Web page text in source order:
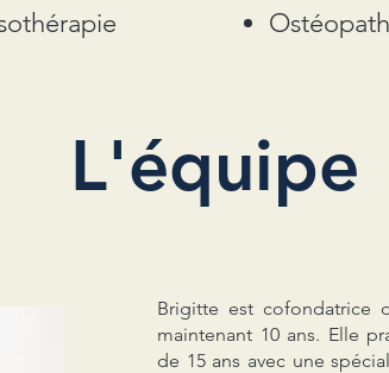
L'équipe
Brigitte est cofondatrice
maintenant 10 ans. Elle
de 15 ans avec une